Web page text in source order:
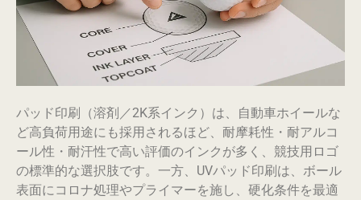
パッド印刷（溶剤／2K系インク）は、自動車ホイールな
ど高負荷用途にも採用されるほど、耐摩耗性・耐アルコ
ール性・耐汗性で高い評価のインクが多く、競技用ロゴ
の標準的な選択肢です。一方、UVパッド印刷は、ボール
表面にコロナ処理やプライマーを施し、硬化条件を最適